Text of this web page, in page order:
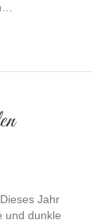
Jahr
und dunkle